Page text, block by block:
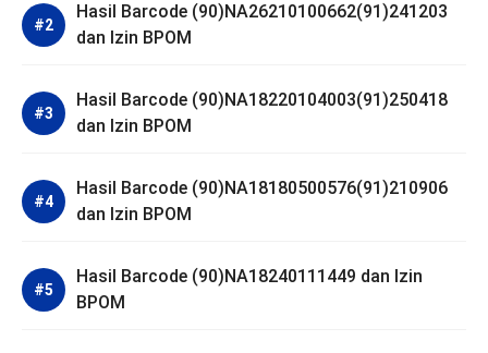
Hasil Barcode (90)NA26210100662(91)241203
dan Izin BPOM
Hasil Barcode (90)NA18220104003(91)250418
dan Izin BPOM
Hasil Barcode (90)NA18180500576(91)210906
dan Izin BPOM
Hasil Barcode (90)NA18240111449 dan Izin
BPOM